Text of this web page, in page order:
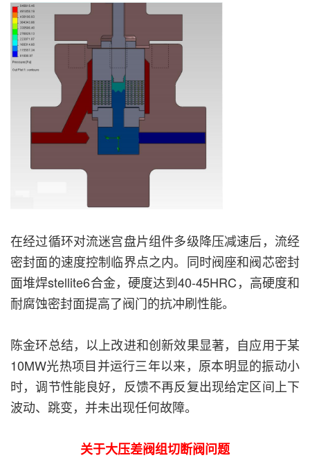
在经过循环对流迷宫盘片组件多级降压减速后，流经
密封面的速度控制临界点之内。同时阀座和阀芯密封
面堆焊stellite6合金，硬度达到40-45HRC，高硬度和
耐腐蚀密封面提高了阀门的抗冲刷性能。
陈金环总结，以上改进和创新效果显著，自应用于某
10MW光热项目并运行三年以来，原本明显的振动小
时，调节性能良好，反馈不再反复出现给定区间上下
波动、跳变，并未出现任何故障。
关于大压差阀组切断阀问题